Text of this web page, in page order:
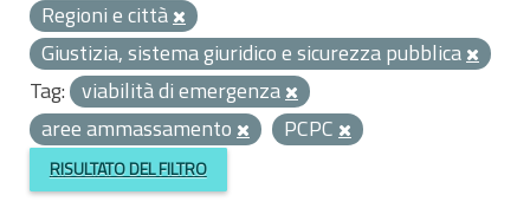
Regioni e città
Giustizia, sistema giuridico e sicurezza pubblica
Tag: viabilità di emergenza
aree ammassamento
PCPC
RISULTATO DEL FILTRO